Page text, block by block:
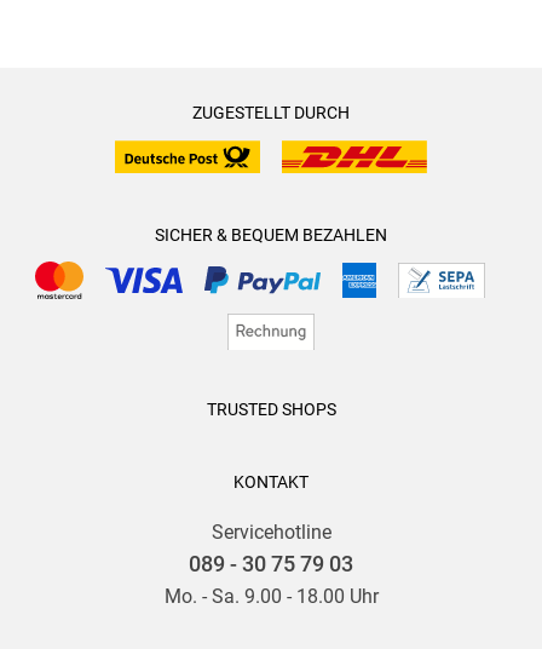
ZUGESTELLT DURCH
SICHER & BEQUEM BEZAHLEN
TRUSTED SHOPS
KONTAKT
Servicehotline
089 - 30 75 79 03
Mo. - Sa. 9.00 - 18.00 Uhr